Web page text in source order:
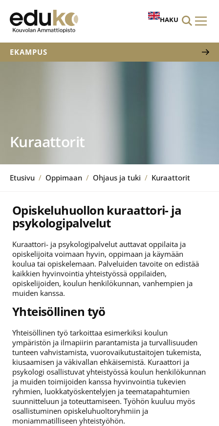
HAKU
EKAMPUS
Kuraattorit
Etusivu / Oppimaan / Ohjaus ja tuki / Kuraattorit
Opiskeluhuollon kuraattori- ja
psykologipalvelut
Kuraattori- ja psykologipalvelut auttavat oppilaita ja
opiskelijoita voimaan hyvin, oppimaan ja käymään
koulua tai opiskelemaan. Palveluiden tavoite on edistää
kaikkien hyvinvointia yhteistyössä oppilaiden,
opiskelijoiden, koulun henkilökunnan, vanhempien ja
muiden kanssa.
Yhteisöllinen työ
Yhteisöllinen työ tarkoittaa esimerkiksi koulun
ympäristön ja ilmapiirin parantamista ja turvallisuuden
tunteen vahvistamista, vuorovaikutustaitojen tukemista,
kiusaamisen ja väkivallan ehkäisemistä. Kuraattori ja
psykologi osallistuvat yhteistyössä koulun henkilökunnan
ja muiden toimijoiden kanssa hyvinvointia tukevien
ryhmien, luokkatyöskentelyjen ja teematapahtumien
suunnitteluun ja toteuttamiseen. Työhön kuuluu myös
osallistuminen opiskeluhuoltoryhmiin ja
moniammatilliseen yhteistyöhön.